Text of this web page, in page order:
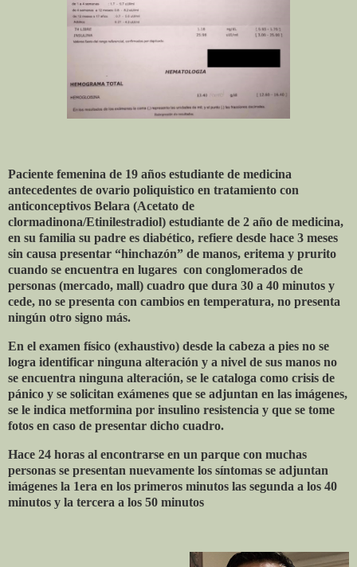
Paciente femenina de 19 años estudiante de medicina
antecedentes de ovario poliquistico en tratamiento con
anticonceptivos Belara (Acetato de
clormadinona/Etinilestradiol) estudiante de 2 año de medicina,
en su familia su padre es diabético, refiere desde hace 3 meses
sin causa presentar “hinchazón” de manos, eritema y prurito
cuando se encuentra en lugares con conglomerados de
personas (mercado, mall) cuadro que dura 30 a 40 minutos y
cede, no se presenta con cambios en temperatura, no presenta
ningún otro signo más.
En el examen físico (exhaustivo) desde la cabeza a pies no se
logra identificar ninguna alteración y a nivel de sus manos no
se encuentra ninguna alteración, se le cataloga como crisis de
pánico y se solicitan exámenes que se adjuntan en las imágenes,
se le indica metformina por insulino resistencia y que se tome
fotos en caso de presentar dicho cuadro.
Hace 24 horas al encontrarse en un parque con muchas
personas se presentan nuevamente los síntomas se adjuntan
imágenes la 1era en los primeros minutos las segunda a los 40
minutos y la tercera a los 50 minutos